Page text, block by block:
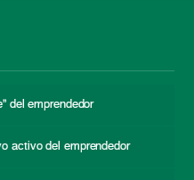
del emprendedor
activo del emprendedor